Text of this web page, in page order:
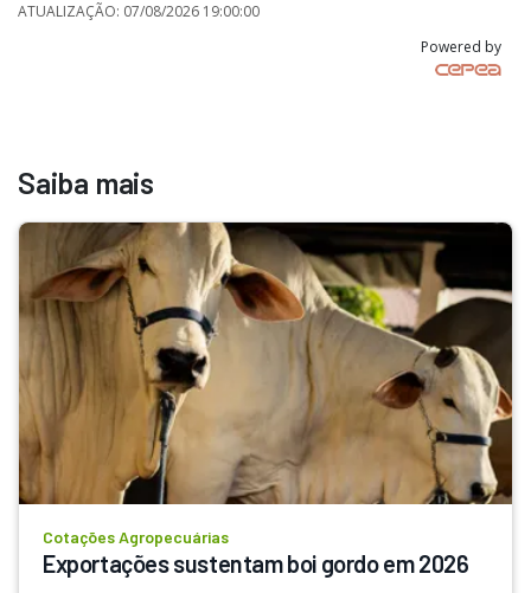
ATUALIZAÇÃO: 07/08/2026 19:00:00
Powered by
Saiba mais
Cotações Agropecuárias
Exportações sustentam boi gordo em 2026